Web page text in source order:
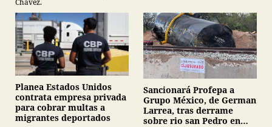
Planea Estados Unidos
contrata empresa privada
para cobrar multas a
migrantes deportados
Sancionará Profepa a
Grupo México, de German
Larrea, tras derrame
sobre rio san Pedro en